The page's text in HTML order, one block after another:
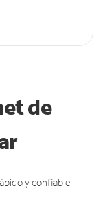
de
y confiable